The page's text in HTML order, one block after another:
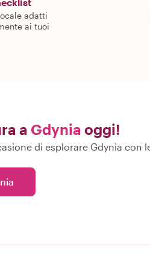
adatti
ai tuoi
a Gdynia oggi!
di esplorare Gdynia con